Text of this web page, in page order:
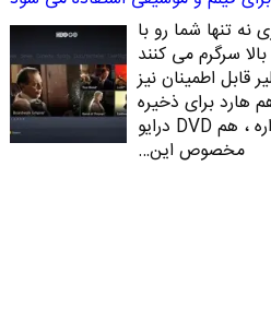
تنها شما رو با
سرگرم می کنند
قابل اطمینان نیز
هارد برای ذخیره
کردن موزیک و ویدئو داره ، هم DVD درایو
مخصوص این…